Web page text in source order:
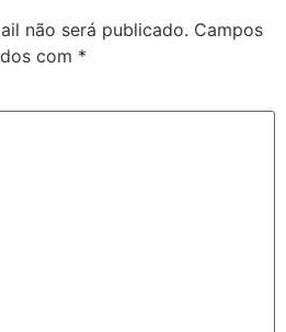
não será publicado. Campos
com *